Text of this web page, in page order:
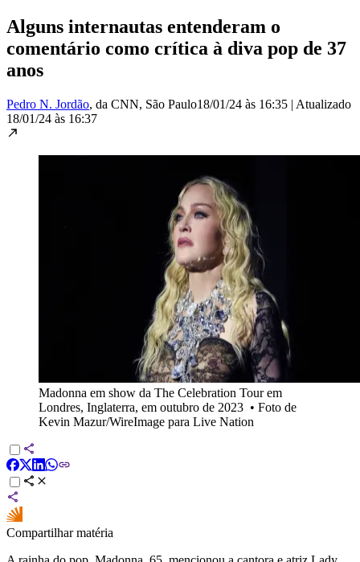
Alguns internautas entenderam o
comentário como crítica à diva pop de 37
anos
Pedro N. Jordão, da CNN, São Paulo18/01/24 às 16:35 | Atualizado
18/01/24 às 16:37
Madonna em show da The Celebration Tour em
Londres, Inglaterra, em outubro de 2023 • Foto de
Kevin Mazur/WireImage para Live Nation
Compartilhar matéria